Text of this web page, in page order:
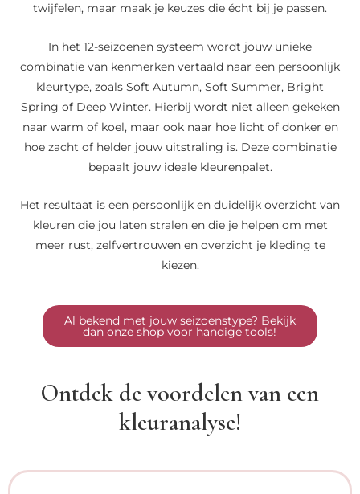
twijfelen, maar maak je keuzes die écht bij je passen.
In het 12-seizoenen systeem wordt jouw unieke
combinatie van kenmerken vertaald naar een persoonlijk
kleurtype, zoals Soft Autumn, Soft Summer, Bright
Spring of Deep Winter. Hierbij wordt niet alleen gekeken
naar warm of koel, maar ook naar hoe licht of donker en
hoe zacht of helder jouw uitstraling is. Deze combinatie
bepaalt jouw ideale kleurenpalet.
Het resultaat is een persoonlijk en duidelijk overzicht van
kleuren die jou laten stralen en die je helpen om met
meer rust, zelfvertrouwen en overzicht je kleding te
kiezen.
Al bekend met jouw seizoenstype? Bekijk
dan onze shop voor handige tools!
Ontdek de voordelen van een
kleuranalyse!